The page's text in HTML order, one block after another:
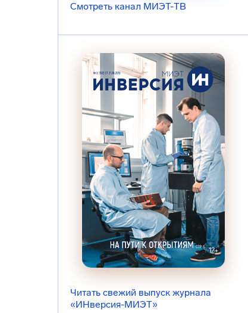
Смотреть канал МИЭТ-ТВ
Читать свежий выпуск журнала
«ИНверсия-МИЭТ»